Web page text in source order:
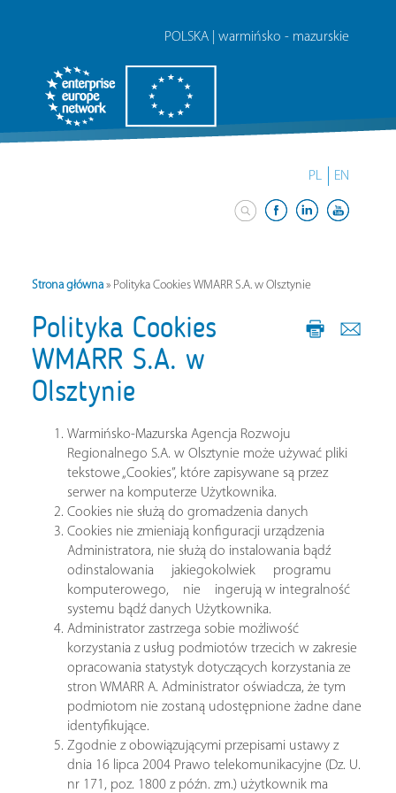
POLSKA | warmińsko - mazurskie
PL EN
Strona główna» Polityka Cookies WMARR S.A. w Olsztynie
Polityka Cookies
WMARR S.A. w
Olsztynie
Warmińsko-Mazurska Agencja Rozwoju
Regionalnego S.A. w Olsztynie może używać pliki
tekstowe „Cookies”, które zapisywane są przez
serwer na komputerze Użytkownika.
Cookies nie służą do gromadzenia danych
Cookies nie zmieniają konfiguracji urządzenia
Administratora, nie służą do instalowania bądź
odinstalowania jakiegokolwiek programu
komputerowego, nie ingerują w integralność
systemu bądź danych Użytkownika.
Administrator zastrzega sobie możliwość
korzystania z usług podmiotów trzecich w zakresie
opracowania statystyk dotyczących korzystania ze
stron WMARR A. Administrator oświadcza, że tym
podmiotom nie zostaną udostępnione żadne dane
identyfikujące.
Zgodnie z obowiązującymi przepisami ustawy z
dnia 16 lipca 2004 Prawo telekomunikacyjne (Dz. U.
nr 171, poz. 1800 z późn. zm.) użytkownik ma